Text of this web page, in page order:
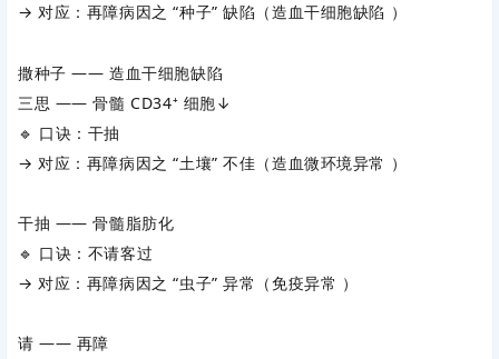
→ 对应：再障病因之 “种子” 缺陷（造血干细胞缺陷 ）
撒种子 —— 造血干细胞缺陷
三思 —— 骨髓 CD34⁺ 细胞↓
🔹 口诀：干抽
→ 对应：再障病因之 “土壤” 不佳（造血微环境异常 ）
干抽 —— 骨髓脂肪化
🔹 口诀：不请客过
→ 对应：再障病因之 “虫子” 异常（免疫异常 ）
请 —— 再障